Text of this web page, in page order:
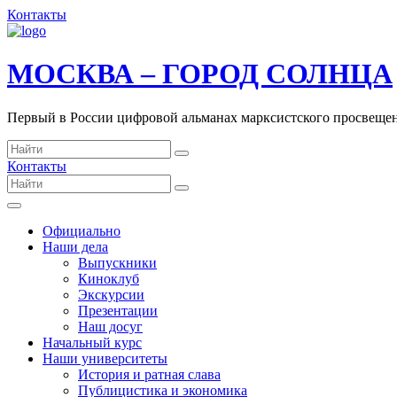
Контакты
МОСКВА – ГОРОД СОЛНЦА
Первый в России цифровой альманах марксистского
Контакты
Официально
Наши дела
Выпускники
Киноклуб
Экскурсии
Презентации
Наш досуг
Начальный курс
Наши университеты
История и ратная слава
Публицистика и экономика